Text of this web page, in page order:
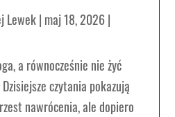
Lewek| maj 18, 2026|
a równocześnie nie żyć
czytania pokazują
nawrócenia, ale dopiero